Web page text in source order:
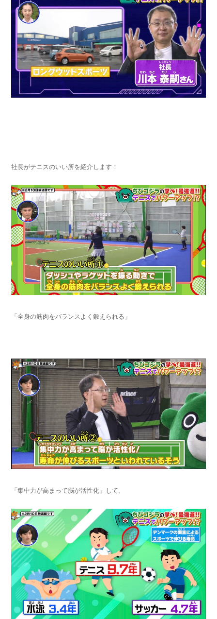
社長がテニスのいい所を紹介します！
「全身の筋肉をバランスよく鍛えられる」
「集中力が高まって脳が活性化」して、